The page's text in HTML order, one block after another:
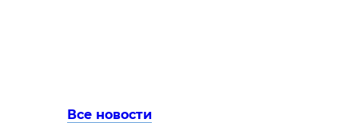
Все новости